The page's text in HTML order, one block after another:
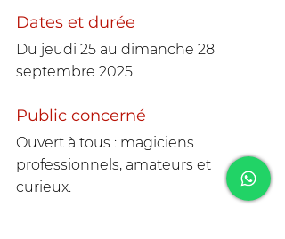
Dates et durée
Du jeudi 25 au dimanche 28
septembre 2025.
Public concerné
Ouvert à tous : magiciens
professionnels, amateurs et
curieux.